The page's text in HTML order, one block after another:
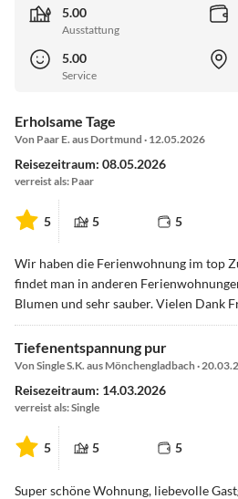
5.00
Ausstattung
5.00
Service
Erholsame Tage
Von Paar E. aus Dortmund · 12.05.2026
Reisezeitraum: 08.05.2026
verreist als: Paar
5 5 5
Wir haben die Ferienwohnung im top
findet man in anderen
Blumen und sehr sauber. Vielen Dank
Tiefenentspannung pur
Von Single S.K. aus Mönchengladbach ·
Reisezeitraum: 14.03.2026
verreist als: Single
5 5 5
Super schöne Wohnung, liebevolle